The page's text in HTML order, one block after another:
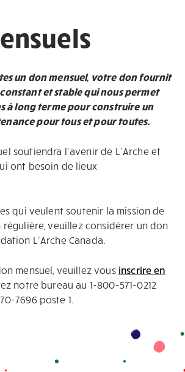
un don mensuel, votre don fournit
et stable qui nous permet
à long terme pour construire un
pour tous et pour toutes.
soutiendra l’avenir de L’Arche et
ont besoin de lieux
qui veulent soutenir la mission de
régulière, veuillez considérer un don
L’Arche Canada.
mensuel, veuillez vous inscrire en
notre bureau au 1-800-571-0212
7696 poste 1.